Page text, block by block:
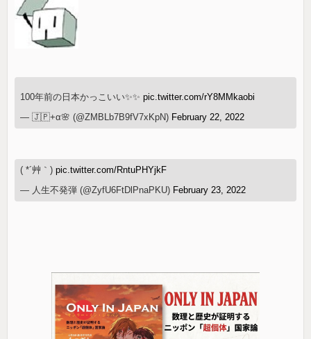
100年前の日本かっこいい✨✨pic.twitter.com/rY8MMkaobi
— 🇯🇵+α🌸 (@ZMBLb7B9fV7xKpN) February 22, 2022
( *´艸｀)pic.twitter.com/RntuPHYjkF
— 人生不発弾 (@ZyfU6FtDlPnaPKU) February 23, 2022